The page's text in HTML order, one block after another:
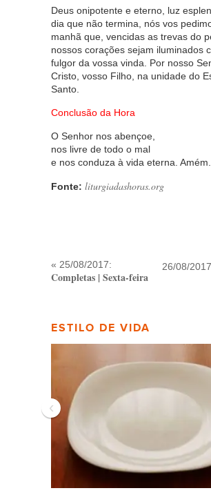
Deus onipotente e eterno, luz
dia que não termina, nós vos
manhã que, vencidas as trevas do
nossos corações sejam iluminados
fulgor da vossa vinda. Por nosso
Cristo, vosso Filho, na unidade do
Santo.
Conclusão da Hora
O Senhor nos abençoe,
nos livre de todo o mal
e nos conduza à vida eterna. Amém.
Fonte: liturgiadashoras.org
« 25/08/2017:
Completas | Sexta-feira
26/08/
ESTILO DE VIDA
‹